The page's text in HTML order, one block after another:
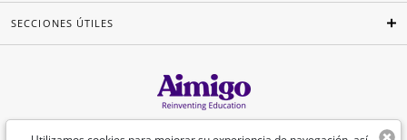
SECCIONES ÚTILES